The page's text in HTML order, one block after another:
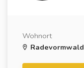
Wohnort
Radevormwald